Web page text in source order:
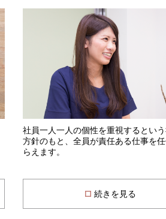
社員一人一人の個性を重視するとい
方針のもと、全員が責任ある仕事を
らえます。
続きを見る